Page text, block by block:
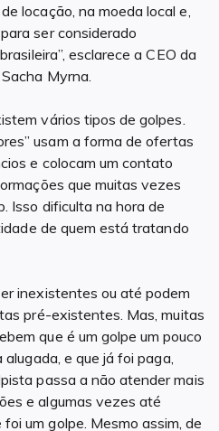
locação, na moeda local e,
ser considerado
esclarece a CEO da
Myrna.
vários tipos de golpes.
usam a forma de ofertas
e colocam um contato
que muitas vezes
Isso dificulta na hora de
de quem está tratando
inexistentes ou até podem
pré-existentes. Mas, muitas
que é um golpe um pouco
e que já foi paga,
passa a não atender mais
e algumas vezes até
um golpe. Mesmo assim, de